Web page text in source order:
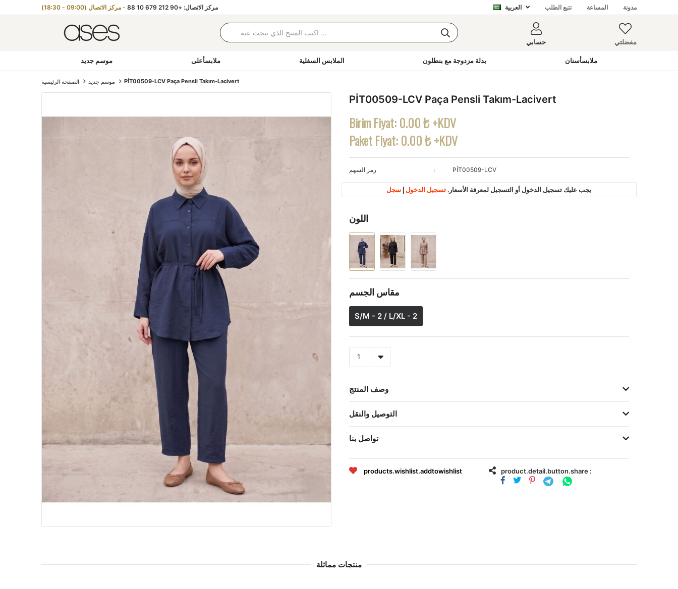
مركز الاتصال: +90 212 679 10 88 - مركز الاتصال (09:00 - 18:30) العربية تتبع الطلب المساعة مدونة
حسابي مفضلتي
موسم جديد ملابسأعلى الملابس السفلية بدلة مزدوجة مع بنطلون ملابسأسنان
الصفحة الرئيسية موسم جديد PİT00509-LCV Paça Pensli Takım-Lacivert
PİT00509-LCV Paça Pensli Takım-Lacivert
Birim Fiyat:0.00 ₺ +KDV
Paket Fiyat:0.00 ₺ +KDV
رمز السهم PİT00509-LCV
يجب عليك تسجيل الدخول أو التسجيل لمعرفة الأسعار. تسجيل الدخول | سجل
اللون
مقاس الجسم
S/M - 2 / L/XL - 2
وصف المنتج
التوصيل والنقل
تواصل بنا
products.wishlist.addtowishlist product.detail.button.share :
منتجات مماثلة